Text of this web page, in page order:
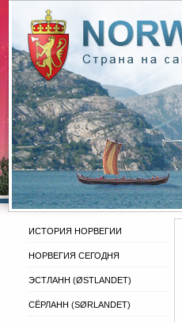
ИСТОРИЯ НОРВЕГИИ
НОРВЕГИЯ СЕГОДНЯ
ЭСТЛАНН (ØSTLANDET)
СЁРЛАНН (SØRLANDET)